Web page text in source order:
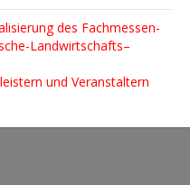
des Fachmessen-
Landwirtschafts–
und Veranstaltern